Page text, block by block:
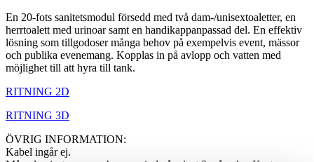
En 20-fots sanitetsmodul försedd med två dam-/unisextoaletter, en
herrtoalett med urinoar samt en handikappanpassad del. En effektiv
lösning som tillgodoser många behov på exempelvis event, mässor
och publika evenemang. Kopplas in på avlopp och vatten med
möjlighet till att hyra till tank.
RITNING 2D
RITNING 3D
ÖVRIG INFORMATION:
Kabel ingår ej.